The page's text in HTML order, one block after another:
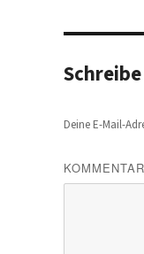
Deine E-Mail-
KOMMENTAR